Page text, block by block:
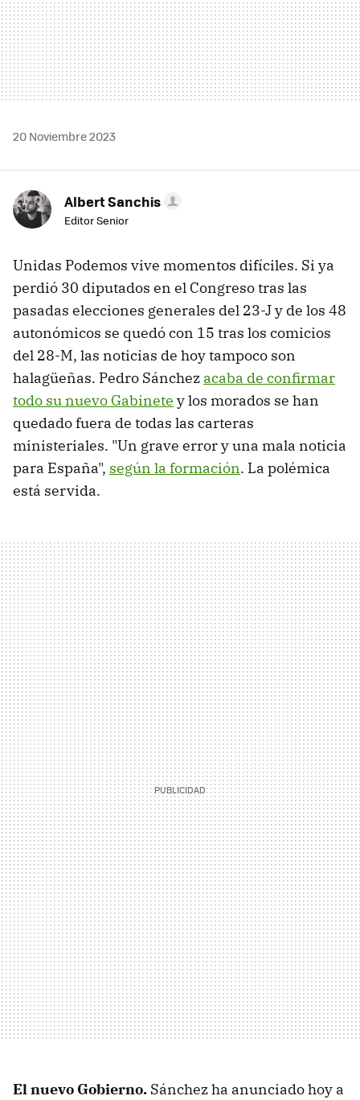
20 Noviembre 2023
Albert Sanchis
Editor Senior
Unidas Podemos vive momentos difíciles. Si ya
perdió 30 diputados en el Congreso tras las
pasadas elecciones generales del 23-J y de los 48
autonómicos se quedó con 15 tras los comicios
del 28-M, las noticias de hoy tampoco son
halagüeñas. Pedro Sánchez acaba de confirmar
todo su nuevo Gabinete y los morados se han
quedado fuera de todas las carteras
ministeriales. "Un grave error y una mala noticia
para España", según la formación. La polémica
está servida.
El nuevo Gobierno. Sánchez ha anunciado hoy a